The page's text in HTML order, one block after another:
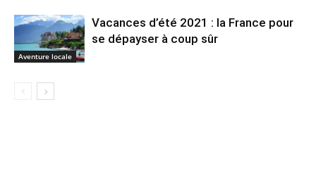
Aventure locale
Vacances d’été 2021 : la France pour
se dépayser à coup sûr